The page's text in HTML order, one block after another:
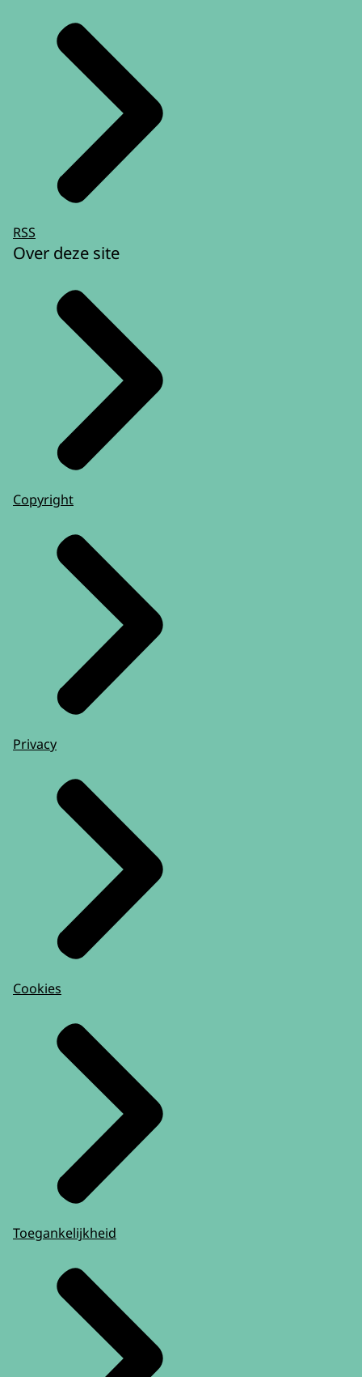
RSS
Over deze site
Copyright
Privacy
Cookies
Toegankelijkheid